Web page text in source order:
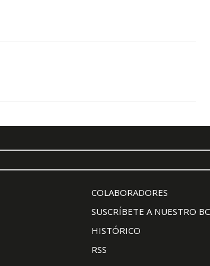
COLABORADORES
SUSCRÍBETE A NUESTRO
HISTÓRICO
RSS